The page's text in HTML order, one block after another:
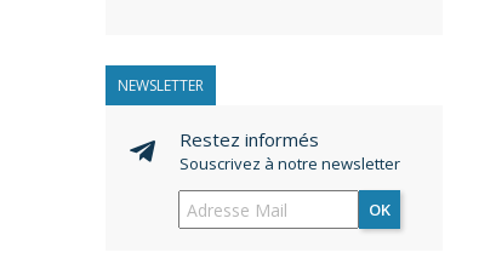
NEWSLETTER
Restez informés
Souscrivez à notre newsletter
OK